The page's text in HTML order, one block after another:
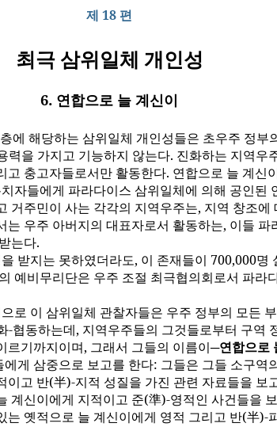
제 18 편
최극 삼위일체 개인성
6. 연합으로 늘 계신이
에 해당하는 삼위일체 개인성들은 초우주 정부
력을 가지고 기능하지 않는다. 진화하는 지역우
고 충고자들로서만 활동한다. 연합으로 늘 계신
자들에게 파라다이스 삼위일체에 의해 공인된
거주민이 사는 각각의 지역우주는, 지역 창조에
는 우주 아버지의 대표자로서 활동하는, 이들 파
는다.
받지는 못하였더라도, 이 존재들이 700,000명
예비무리단은 우주 조절 최극협의회로서 파라
로 이 삼위일체 관찰자들은 우주 정부의 모든
-협동하는데, 지역우주들의 그것들로부터 구역
르기까지이며, 그래서 그들의 이름이─연합으로
게 삼중으로 보고를 한다: 그들은 그들 소구역
이고 반(半)-지적 성질을 가진 관련 자료들을 보
계신이에게 지적이고 준(準)-영적인 사건들을
는 옛적으로 늘 계신이에게 영적 그리고 반(半)-